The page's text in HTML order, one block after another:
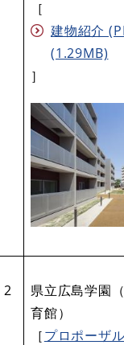
［
建物紹介
(1.29MB)
］
2
県立広島学園
育館）
［プロポーザ